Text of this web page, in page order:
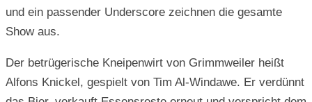
und ein passender Underscore zeichnen die gesamte
Show aus.
Der betrügerische Kneipenwirt von Grimmweiler heißt
Alfons Knickel, gespielt von Tim Al-Windawe. Er verdünnt